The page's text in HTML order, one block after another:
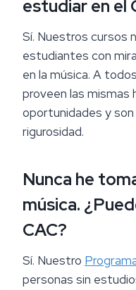
estudiar en el
Sí. Nuestros cursos
estudiantes con
en la música. A
proveen las mismas
oportunidades y
rigurosidad.
Nunca he
música.
CAC?
Sí. Nuestro
personas sin